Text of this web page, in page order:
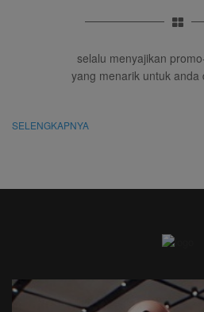
selalu menyajikan
yang menarik untuk anda
SELENGKAPNYA